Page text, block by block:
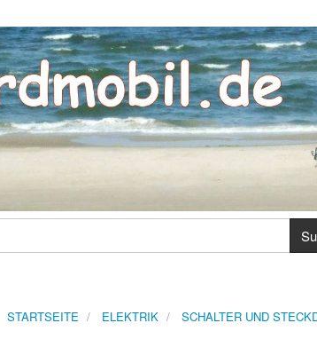
STARTSEITE ELEKTRIK SCHALTER UND